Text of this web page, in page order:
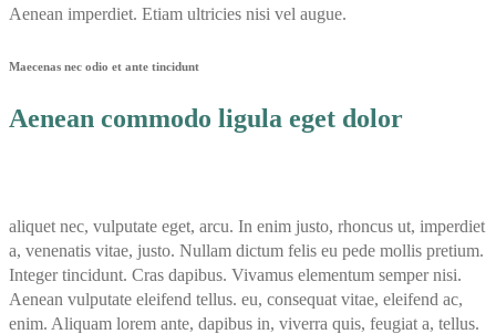
Aenean imperdiet. Etiam ultricies nisi vel augue.
Maecenas nec odio et ante tincidunt
Aenean commodo ligula eget dolor
aliquet nec, vulputate eget, arcu. In enim justo, rhoncus ut, imperdiet
a, venenatis vitae, justo. Nullam dictum felis eu pede mollis pretium.
Integer tincidunt. Cras dapibus. Vivamus elementum semper nisi.
Aenean vulputate eleifend tellus. eu, consequat vitae, eleifend ac,
enim. Aliquam lorem ante, dapibus in, viverra quis, feugiat a, tellus.